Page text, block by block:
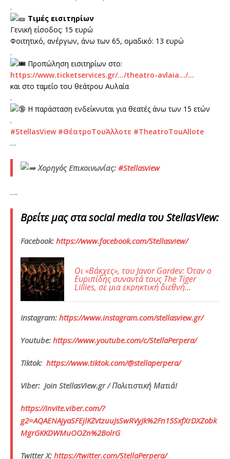
.
Τιμές εισιτηρίων
Γενική είσοδος: 15 ευρώ
Φοιτητικό, ανέργων, άνω των 65, ομαδικό: 13 ευρώ
.
Προπώληση εισιτηρίων στο:
https://www.ticketservices.gr/…/theatro-avlaia…/…
και στο ταμείο του θεάτρου Αυλαία
.
Η παράσταση ενδείκνυται για θεατές άνω των 15 ετών
.
#StellasView #ΘέατροΤουΆλλοτε #TheatroTouAllote
…
Χορηγός Eπικοινωνίας: #Stellasview
….
Βρείτεμαςσταsocial mediaτουStellasView:
Facebook: https://www.facebook.com/Stellasview/
Οι «Βάκχες», του Javor Gardev: Όταν ο
Ευριπίδης συναντά τους The Tiger
Lillies, σε μια εκρηκτική διεθνή
Instagram: https://www.instagram.com/stellasview.gr/
Youtube: https://www.youtube.com/c/StellaPerpera/
Tiktok: https://www.tiktok.com/@stellaperpera/
Viber: Join ⁨StellasView.gr / Πολιτιστική Ματιά!⁩
https://invite.viber.com/?
g2=AQAENAjyaSFEjlKZvtzuuJsSwRVyJk%2Fn15SxfXrDXZobk
MgrGKKDWMuOOZn%2BolrG
Twitter X: https://twitter.com/StellaPerpera/